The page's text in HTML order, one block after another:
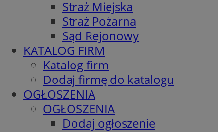
Straż Miejska
Straż Pożarna
Sąd Rejonowy
KATALOG FIRM
Katalog firm
Dodaj firmę do katalogu
OGŁOSZENIA
OGŁOSZENIA
Dodaj ogłoszenie